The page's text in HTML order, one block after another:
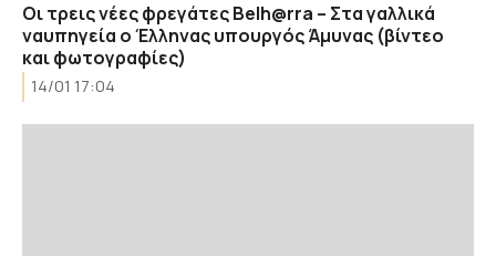
Οι τρεις νέες φρεγάτες Belh@rra – Στα γαλλικά
ναυπηγεία ο Έλληνας υπουργός Άμυνας (βίντεο
και φωτογραφίες)
14/01 17:04